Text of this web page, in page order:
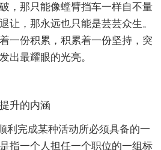
，那只能像螳臂挡车一样自不量
让，那永远也只能是芸芸众生。
一份积累，积累着一份坚持，突
出最耀眼的光亮。
升的内涵
利完成某种活动所必须具备的一
指一个人担任一个职位的一组标